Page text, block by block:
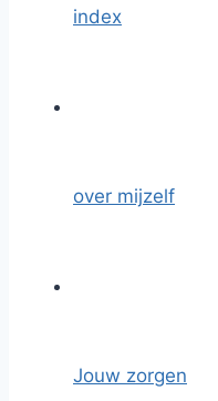
index
over mijzelf
Jouw zorgen